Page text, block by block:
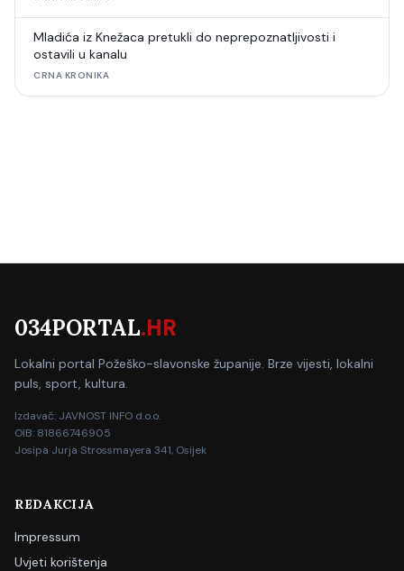
Mladića iz Knežaca pretukli do neprepoznatljivosti i
ostavili u kanalu
CRNA KRONIKA
034PORTAL.HR
Lokalni portal Požeško-slavonske županije. Brze vijesti, lokalni
puls, sport, kultura.
Izdavač: JAVNOST INFO d.o.o.
OIB: 81866746905
Josipa Jurja Strossmayera 341, Osijek
REDAKCIJA
Impressum
Uvjeti korištenja